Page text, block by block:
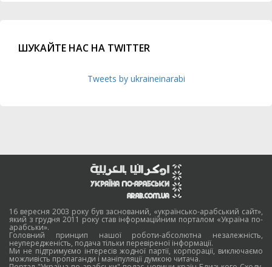
ШУКАЙТЕ НАС НА TWITTER
Tweets by ukraineinarabi
16 вересня 2003 року був заснований, «українсько-арабський сайт»,
який з грудня 2011 року став інформаційним порталом «Україна по-
арабськи».
Головний принцип нашої роботи-абсолютна незалежність,
неупередженість, подача тільки перевіреної інформації.
Ми не підтримуємо інтересів жодної партії, корпорації, виключаємо
можливість пропаганди і маніпуляції думкою читача.